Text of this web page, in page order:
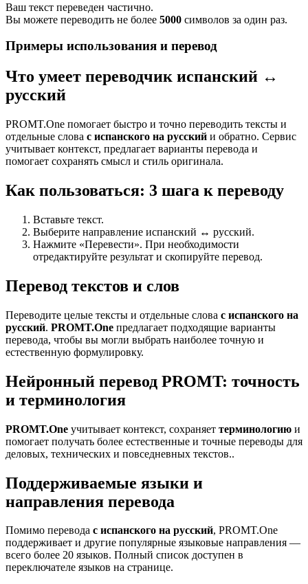
Ваш текст переведен частично.
Вы можете переводить не более 5000 символов за один раз.
Примеры использования и перевод
Что умеет переводчик испанский ↔
русский
PROMT.One помогает быстро и точно переводить тексты и
отдельные слова с испанского на русский и обратно. Сервис
учитывает контекст, предлагает варианты перевода и
помогает сохранять смысл и стиль оригинала.
Как пользоваться: 3 шага к переводу
Вставьте текст.
Выберите направление испанский ↔ русский.
Нажмите «Перевести». При необходимости
отредактируйте результат и скопируйте перевод.
Перевод текстов и слов
Переводите целые тексты и отдельные слова с испанского на
русский. PROMT.One предлагает подходящие варианты
перевода, чтобы вы могли выбрать наиболее точную и
естественную формулировку.
Нейронный перевод PROMT: точность
и терминология
PROMT.One учитывает контекст, сохраняет терминологию и
помогает получать более естественные и точные переводы для
деловых, технических и повседневных текстов..
Поддерживаемые языки и
направления перевода
Помимо перевода с испанского на русский, PROMT.One
поддерживает и другие популярные языковые направления —
всего более 20 языков. Полный список доступен в
переключателе языков на странице.